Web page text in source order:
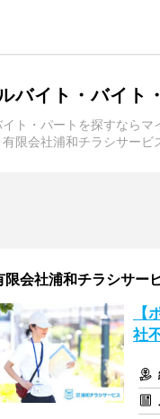
バイト・バイト
ト・パートを探すなら
限会社浦和チラシサービ
限会社浦和チラシサ
【
社